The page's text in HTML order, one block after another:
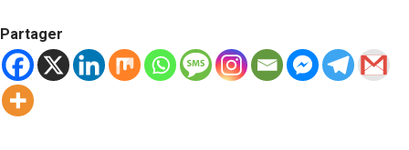
Partager